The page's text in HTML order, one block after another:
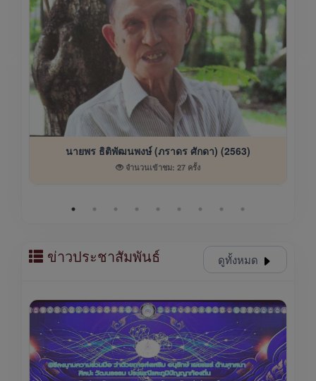
นายพร ธิติพัฒนพงษ์ (ภราดร ศักดา) (2563)
จำนวนเข้าชม: 27 ครั้ง
ข่าวประชาสัมพันธ์ ดูทั้งหมด